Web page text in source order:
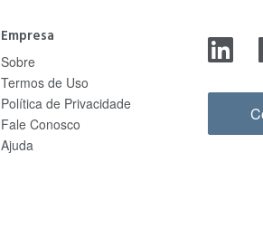
Empresa
Sobre
Termos de Uso
Política de Privacidade
Fale Conosco
Ajuda